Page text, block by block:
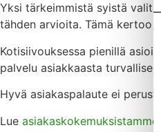
Yksi tärkeimmistä syistä
tähden arvioita. Tämä kertoo
Kotisiivouksessa pienillä
palvelu asiakkaasta
Hyvä asiakaspalaute ei
Lue asiakaskokemuksistamme